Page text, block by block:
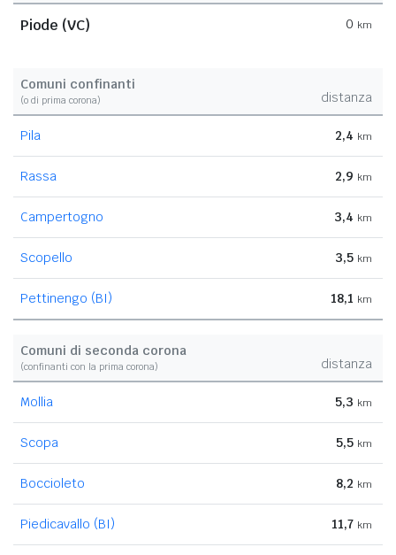
Piode (VC) 0 km
Comuni confinanti
(o di prima corona) distanza
Pila 2,4 km
Rassa 2,9 km
Campertogno 3,4 km
Scopello 3,5 km
Pettinengo (BI) 18,1 km
Comuni di seconda corona
(confinanti con la prima corona) distanza
Mollia 5,3 km
Scopa 5,5 km
Boccioleto 8,2 km
Piedicavallo (BI) 11,7 km